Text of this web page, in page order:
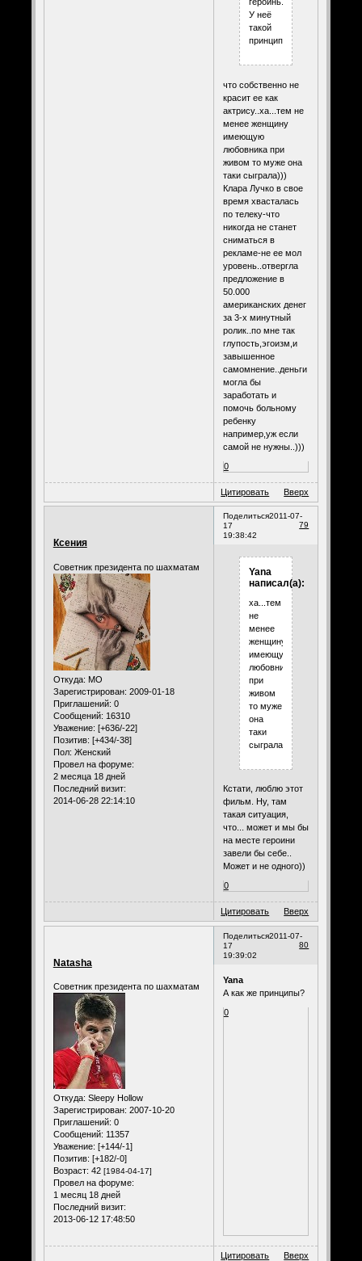
У неё
такой
принцип.
что собственно не
красит ее как
актрису..ха...тем не
менее женщину
имеющую
любовника при
живом то муже она
таки сыграла)))
Клара Лучко в свое
время хвасталась
по телеку-что
никогда не станет
сниматься в
рекламе-не ее мол
уровень..отвергла
предложение в
50.000
американских денег
за 3-х минутный
ролик..по мне так
глупость,эгоизм,и
завышенное
самомнение..деньги
могла бы
заработать и
помочь больному
ребенку
например,уж если
самой не нужны..)))
0
Цитировать Вверх
Поделиться
79
2011-07-
17
19:38:42
Ксения
Советник президента по шахматам
Откуда: МО
Зарегистрирован: 2009-01-18
Приглашений: 0
Сообщений: 16310
Уважение: [+636/-22]
Позитив: [+434/-38]
Пол: Женский
Провел на форуме:
2 месяца 18 дней
Последний визит:
2014-06-28 22:14:10
Yana
написал(а):
ха...тем
не
менее
женщину
имеющую
любовника
при
живом
то муже
она
таки
сыграла)))
Кстати, люблю этот
фильм. Ну, там
такая ситуация,
что... может и мы бы
на месте героини
завели бы себе..
Может и не одного))
0
Цитировать Вверх
Поделиться
80
2011-07-
17
19:39:02
Natasha
Советник президента по шахматам
Откуда: Sleepy Hollow
Зарегистрирован: 2007-10-20
Приглашений: 0
Сообщений: 11357
Уважение: [+144/-1]
Позитив: [+182/-0]
Возраст: 42 [1984-04-17]
Провел на форуме:
1 месяц 18 дней
Последний визит:
2013-06-12 17:48:50
Yana
А как же принципы?
0
Цитировать Вверх